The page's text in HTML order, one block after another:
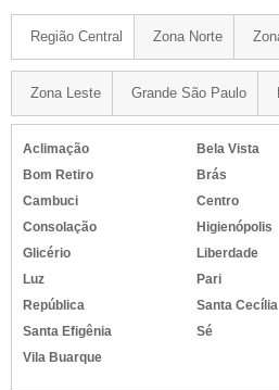
Região Central Zona Norte
Zona Leste Grande São Paulo
Aclimação
Bela Vista
Bom Retiro
Brás
Cambuci
Centro
Consolação
Higienópolis
Glicério
Liberdade
Luz
Pari
República
Santa Cecília
Santa Efigênia
Sé
Vila Buarque